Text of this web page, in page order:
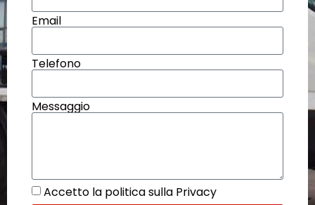
Email
Telefono
Messaggio
Accetto la politica sulla Privacy